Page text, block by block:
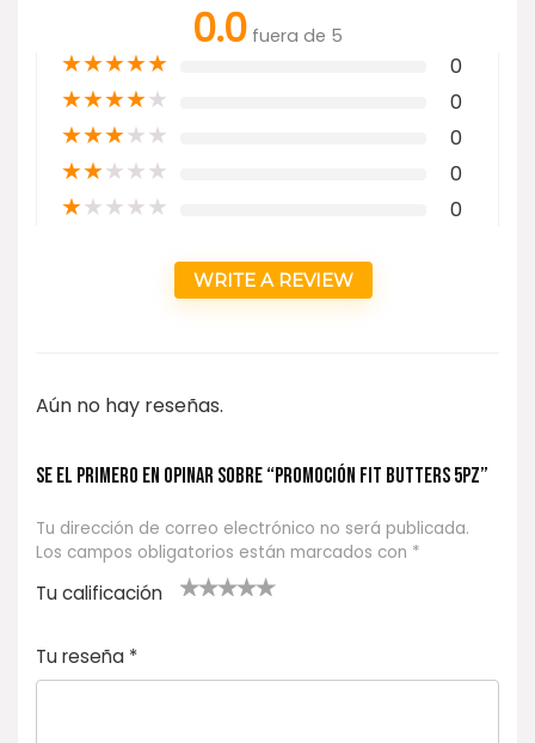
0.0 fuera de 5
★★★★★ 0
★★★★★ 0
★★★★★ 0
★★★★★ 0
★★★★★ 0
WRITE A REVIEW
Aún no hay reseñas.
Se el primero en opinar sobre “PROMOCIÓN FIT BUTTERS 5pz”
Tu dirección de correo electrónico no será publicada.
Los campos obligatorios están marcados con *
Tu calificación
e
5
las
s
Tu reseña *